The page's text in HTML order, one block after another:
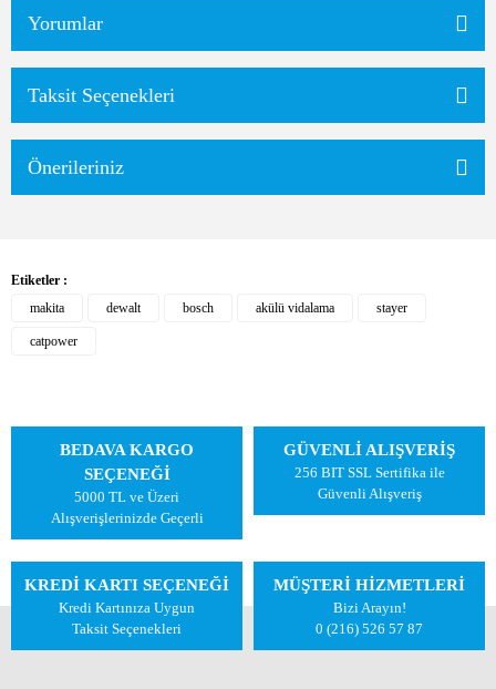
Yorumlar
Taksit Seçenekleri
Önerileriniz
Etiketler :
makita
dewalt bosch akülü vidalama stayer
catpower
BEDAVA KARGO
SEÇENEĞİ
5000 TL ve Üzeri
Alışverişlerinizde Geçerli
GÜVENLİ ALIŞVERİŞ
256 BIT SSL Sertifika ile
Güvenli Alışveriş
KREDİ KARTI SEÇENEĞİ
Kredi Kartınıza Uygun
Taksit Seçenekleri
MÜŞTERİ HİZMETLERİ
Bizi Arayın!
0 (216) 526 57 87